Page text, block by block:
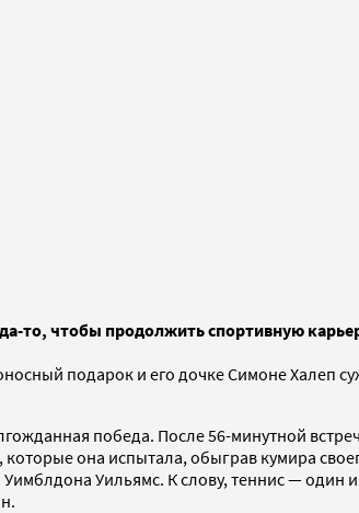
то, чтобы продолжить спортивную
подарок и его дочке Симоне Халеп
победа. После 56-минутной
она испытала, обыграв кумира
Уильямс. К слову, теннис — один